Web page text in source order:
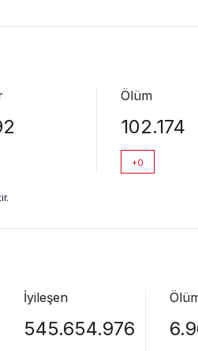
Ölüm
102.174
+0
İyileşen
545.654.976